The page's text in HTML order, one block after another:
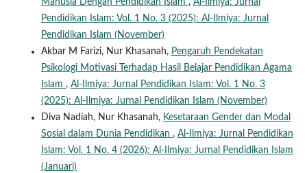
Manusia Dengan Pendidikan Islam , Al-Ilmiya: Jurnal
Pendidikan Islam: Vol. 1 No. 3 (2025): Al-Ilmiya: Jurnal
Pendidikan Islam (November)
Akbar M Farizi, Nur Khasanah, Pengaruh Pendekatan
Psikologi Motivasi Terhadap Hasil Belajar Pendidikan Agama
Islam , Al-Ilmiya: Jurnal Pendidikan Islam: Vol. 1 No. 3
(2025): Al-Ilmiya: Jurnal Pendidikan Islam (November)
Diva Nadiah, Nur Khasanah, Kesetaraan Gender dan Modal
Sosial dalam Dunia Pendidikan , Al-Ilmiya: Jurnal Pendidikan
Islam: Vol. 1 No. 4 (2026): Al-Ilmiya: Jurnal Pendidikan Islam
(Januari)